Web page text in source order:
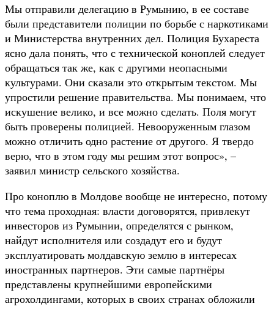
Мы отправили делегацию в Румынию, в ее составе
были представители полиции по борьбе с наркотиками
и Министерства внутренних дел. Полиция Бухареста
ясно дала понять, что с технической коноплей следует
обращаться так же, как с другими неопасными
культурами. Они сказали это открытым текстом. Мы
упростили решение правительства. Мы понимаем, что
искушение велико, и все можно сделать. Поля могут
быть проверены полицией. Невооруженным глазом
можно отличить одно растение от другого. Я твердо
верю, что в этом году мы решим этот вопрос», –
заявил министр сельского хозяйства.
Про коноплю в Молдове вообще не интересно, потому
что тема проходная: власти договорятся, привлекут
инвесторов из Румынии, определятся с рынком,
найдут исполнителя или создадут его и будут
эксплуатировать молдавскую землю в интересах
иностранных партнеров. Эти самые партнёры
представлены крупнейшими европейскими
агрохолдингами, которых в своих странах обложили